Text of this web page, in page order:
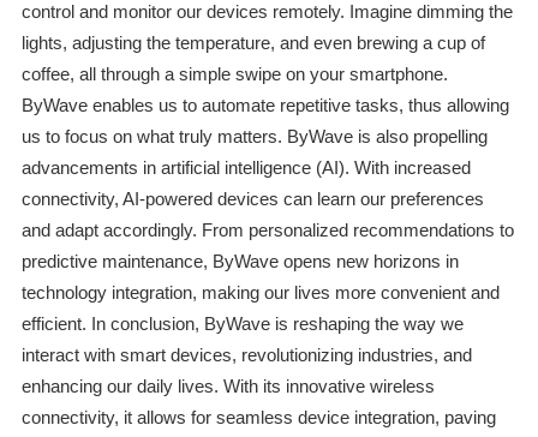
control and monitor our devices remotely. Imagine dimming the
lights, adjusting the temperature, and even brewing a cup of
coffee, all through a simple swipe on your smartphone.
ByWave enables us to automate repetitive tasks, thus allowing
us to focus on what truly matters. ByWave is also propelling
advancements in artificial intelligence (AI). With increased
connectivity, AI-powered devices can learn our preferences
and adapt accordingly. From personalized recommendations to
predictive maintenance, ByWave opens new horizons in
technology integration, making our lives more convenient and
efficient. In conclusion, ByWave is reshaping the way we
interact with smart devices, revolutionizing industries, and
enhancing our daily lives. With its innovative wireless
connectivity, it allows for seamless device integration, paving